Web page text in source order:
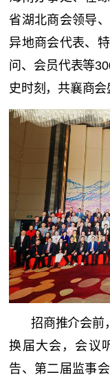
省湖北商会领导
异地商会代表、
问、会员代表等
史时刻，共襄商会
招商推介会前
换届大会，会议
告、第二届监事